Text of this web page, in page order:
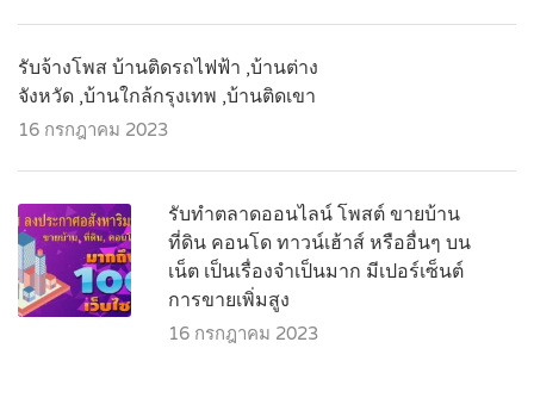
รับจ้างโพส บ้านติดรถไฟฟ้า ,บ้านต่าง
จังหวัด ,บ้านใกล้กรุงเทพ ,บ้านติดเขา
16 กรกฎาคม 2023
รับทำตลาดออนไลน์ โพสต์ ขายบ้าน
ที่ดิน คอนโด ทาวน์เฮ้าส์ หรืออื่นๆ บน
เน็ต เป็นเรื่องจำเป็นมาก มีเปอร์เซ็นต์
การขายเพิ่มสูง
16 กรกฎาคม 2023